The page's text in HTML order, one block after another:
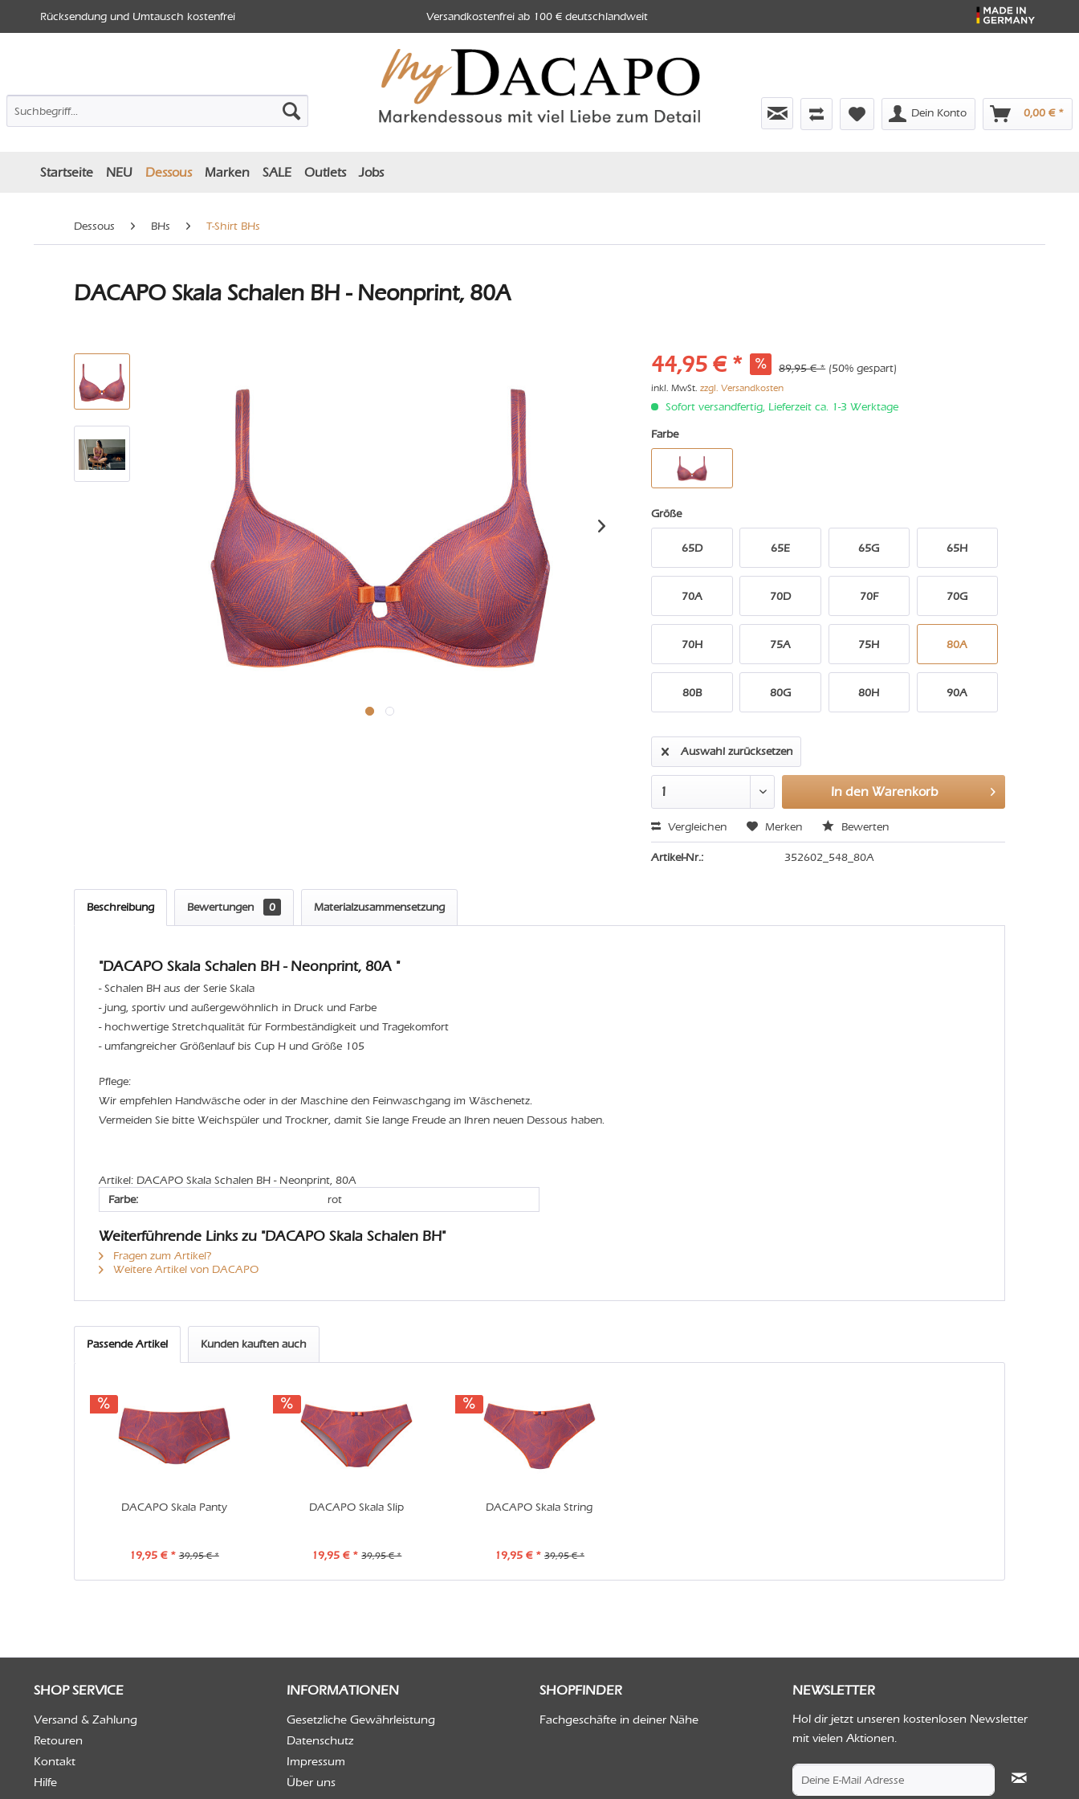
Rücksendung und Umtausch kostenfrei Versandkostenfrei ab 100 € deutschlandweit
Dein Konto 0,00 € *
Startseite NEU Dessous Marken SALE Outlets Jobs
Dessous BHs T-Shirt BHs
DACAPO Skala Schalen BH - Neonprint, 80A
44,95 € * 89,95 € * (50% gespart)
inkl. MwSt.zzgl. Versandkosten
Sofort versandfertig, Lieferzeit ca. 1-3 Werktage
Farbe
Größe
65D 65E 65G 65H
70A 70D 70F 70G
70H 75A 75H 80A
80B 80G 80H 90A
Auswahl zurücksetzen
In den Warenkorb
Vergleichen Merken Bewerten
Artikel-Nr.: 352602_548_80A
Beschreibung Bewertungen 0 Materialzusammensetzung
"DACAPO Skala Schalen BH - Neonprint, 80A "
- Schalen BH aus der Serie Skala
- jung, sportiv und außergewöhnlich in Druck und Farbe
- hochwertige Stretchqualität für Formbeständigkeit und Tragekomfort
- umfangreicher Größenlauf bis Cup H und Größe 105
Pflege:
Wir empfehlen Handwäsche oder in der Maschine den Feinwaschgang im Wäschenetz.
Vermeiden Sie bitte Weichspüler und Trockner, damit Sie lange Freude an Ihren neuen Dessous haben.
Artikel: DACAPO Skala Schalen BH - Neonprint, 80A
Farbe:
rot
Weiterführende Links zu "DACAPO Skala Schalen BH"
Fragen zum Artikel?
Weitere Artikel von DACAPO
Passende Artikel Kunden kauften auch
DACAPO Skala Panty
19,95 € * 39,95 € *
DACAPO Skala Slip
19,95 € * 39,95 € *
DACAPO Skala String
19,95 € * 39,95 € *
SHOP SERVICE
Versand & Zahlung
Retouren
Kontakt
Hilfe
INFORMATIONEN
Gesetzliche Gewährleistung
Datenschutz
Impressum
Über uns
SHOPFINDER
Fachgeschäfte in deiner Nähe
NEWSLETTER
Hol dir jetzt unseren kostenlosen Newsletter
mit vielen Aktionen.